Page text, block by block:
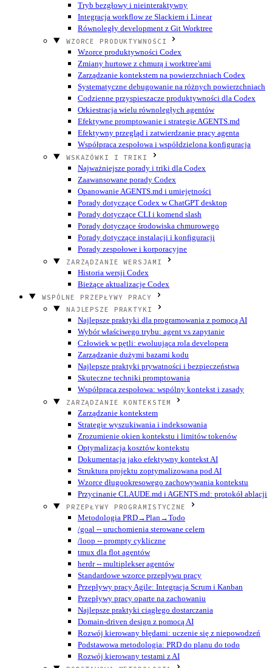
Tryb bezgłowy i nieinteraktywny
Integracja workflow ze Slackiem i Linear
Równoległy development z Git Worktree
WZORCE PRODUKTYWNOŚCI
Wzorce produktywności Codex
Zmiany hurtowe z chmurą i worktree'ami
Zarządzanie kontekstem na powierzchniach Codex
Systematyczne debugowanie na różnych powierzchniach
Codzienne przyspieszacze produktywności dla Codex
Orkiestracja wielu równoległych agentów
Efektywne promptowanie i strategie AGENTS.md
Efektywny przegląd i zatwierdzanie pracy agenta
Współpraca zespołowa i współdzielona konfiguracja
WSKAZÓWKI I TRIKI
Najważniejsze porady i triki dla Codex
Zaawansowane porady Codex
Opanowanie AGENTS.md i umiejętności
Porady dotyczące Codex w ChatGPT desktop
Porady dotyczące CLI i komend slash
Porady dotyczące środowiska chmurowego
Porady dotyczące instalacji i konfiguracji
Porady zespołowe i korporacyjne
ZARZĄDZANIE WERSJAMI
Historia wersji Codex
Bieżące aktualizacje Codex
WSPÓLNE PRZEPŁYWY PRACY
NAJLEPSZE PRAKTYKI
Najlepsze praktyki dla programowania z pomocą AI
Wybór właściwego trybu: agent vs zapytanie
Człowiek w pętli: ewoluująca rola developera
Zarządzanie dużymi bazami kodu
Najlepsze praktyki prywatności i bezpieczeństwa
Skuteczne techniki promptowania
Współpraca zespołowa: wspólny kontekst i zasady
ZARZĄDZANIE KONTEKSTEM
Zarządzanie kontekstem
Strategie wyszukiwania i indeksowania
Zrozumienie okien kontekstu i limitów tokenów
Optymalizacja kosztów kontekstu
Dokumentacja jako efektywny kontekst AI
Struktura projektu zoptymalizowana pod AI
Wzorce długookresowego zachowywania kontekstu
Przycinanie CLAUDE.md i AGENTS.md: protokół ablacji
PRZEPŁYWY PROGRAMISTYCZNE
Metodologia PRD→Plan→Todo
/goal -- uruchomienia sterowane celem
/loop -- prompty cykliczne
tmux dla flot agentów
herdr -- multiplekser agentów
Standardowe wzorce przepływu pracy
Przepływy pracy Agile: Integracja Scrum i Kanban
Przepływy pracy oparte na zachowaniu
Najlepsze praktyki ciągłego dostarczania
Domain-driven design z pomocą AI
Rozwój kierowany błędami: uczenie się z niepowodzeń
Podstawowa metodologia: PRD do planu do todo
Rozwój kierowany testami z AI